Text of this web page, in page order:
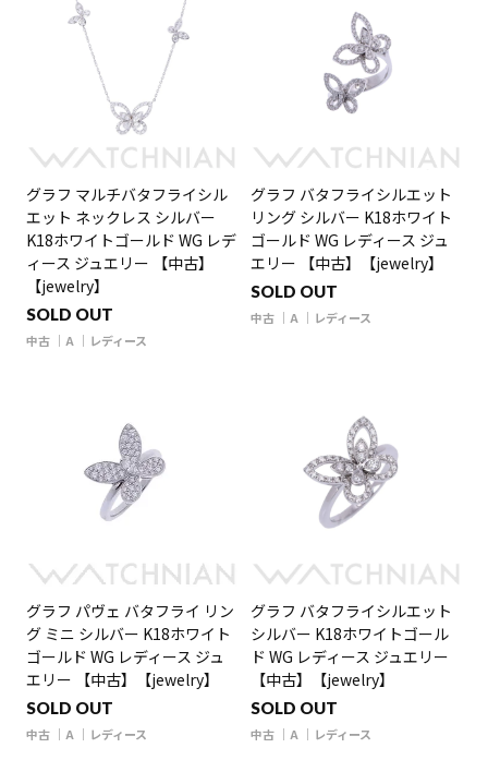
グラフ マルチバタフライシル
エット ネックレス シルバー
K18ホワイトゴールド WG レデ
ィース ジュエリー 【中古】
【jewelry】
SOLD OUT
中古 A レディース
グラフ バタフライシルエット
リング シルバー K18ホワイト
ゴールド WG レディース ジュ
エリー 【中古】【jewelry】
SOLD OUT
中古 A レディース
グラフ パヴェ バタフライ リン
グ ミニ シルバー K18ホワイト
ゴールド WG レディース ジュ
エリー 【中古】【jewelry】
SOLD OUT
中古 A レディース
グラフ バタフライシルエット
シルバー K18ホワイトゴール
ド WG レディース ジュエリー
【中古】【jewelry】
SOLD OUT
中古 A レディース